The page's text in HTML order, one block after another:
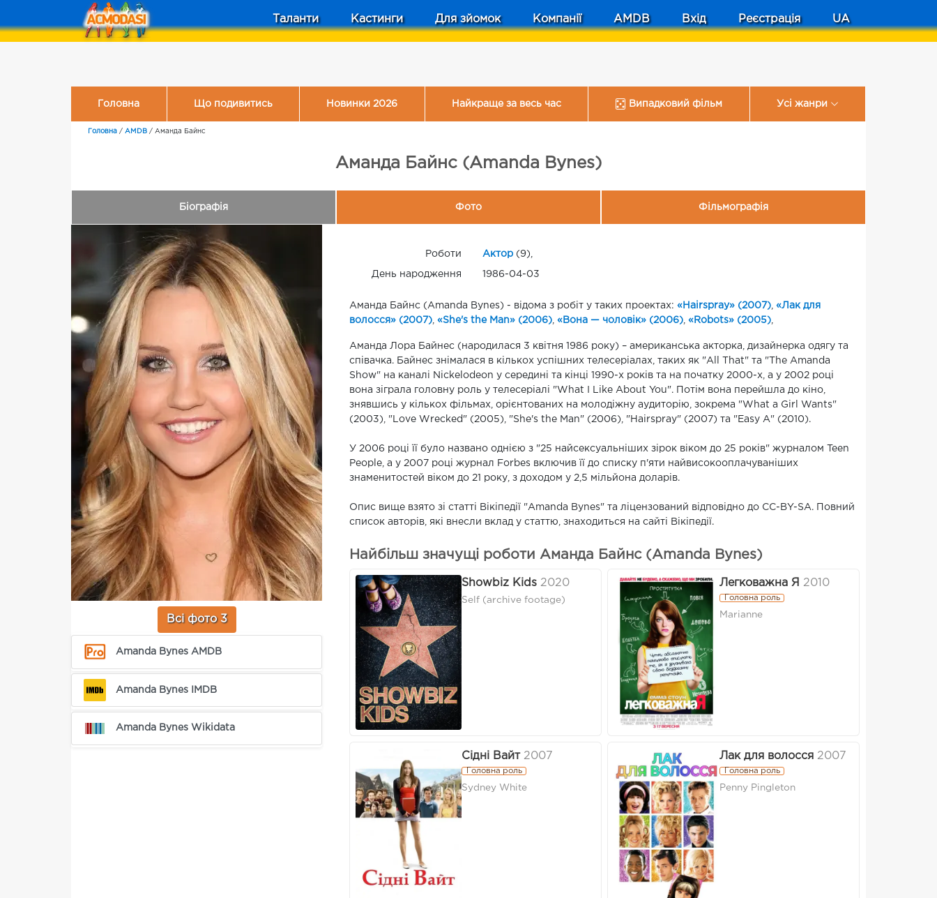
Таланти Кастинги Для зйомок Компанії AMDB Вхід Реєстрація UA
Головна Що подивитись Новинки 2026 Найкраще за весь час Випадковий фільм Усі жанри
Головна / AMDB / Аманда Байнс
Аманда Байнс (Amanda Bynes)
Біографія Фото Фільмографія
Всі фото 3
Amanda Bynes AMDB
Amanda Bynes IMDB
Amanda Bynes Wikidata
Роботи Актор(9),
День народження 1986-04-03
Аманда Байнс (Amanda Bynes) - відома з робіт у таких проектах: «Hairspray» (2007) «Лак для
волосся» (2007) «She's the Man» (2006) «Вона — чоловік» (2006) «Robots» (2005)
Аманда Лора Байнес (народилася 3 квітня 1986 року) – американська акторка, дизайнерка одягу та
співачка. Байнес знімалася в кількох успішних телесеріалах, таких як "All That" та "The Amanda
Show" на каналі Nickelodeon у середині та кінці 1990-х років та на початку 2000-х, а у 2002 році
вона зіграла головну роль у телесеріалі "What I Like About You". Потім вона перейшла до кіно,
знявшись у кількох фільмах, орієнтованих на молодіжну аудиторію, зокрема "What a Girl Wants"
(2003), "Love Wrecked" (2005), "She's the Man" (2006), "Hairspray" (2007) та "Easy A" (2010).
У 2006 році її було названо однією з "25 найсексуальніших зірок віком до 25 років" журналом Teen
People, а у 2007 році журнал Forbes включив її до списку п'яти найвисокооплачуваніших
знаменитостей віком до 21 року, з доходом у 2,5 мільйона доларів.
Опис вище взято зі статті Вікіпедії "Amanda Bynes" та ліцензований відповідно до CC-BY-SA. Повний
список авторів, які внесли вклад у статтю, знаходиться на сайті Вікіпедії.
Найбільш значущі роботи Аманда Байнс (Amanda Bynes)
Showbiz Kids 2020
Self (archive footage)
Легковажна Я 2010
Головна роль
Marianne
Сідні Вайт 2007
Головна роль
Sydney White
Лак для волосся 2007
Головна роль
Penny Pingleton